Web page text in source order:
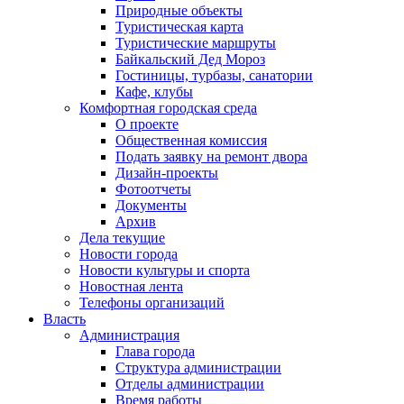
Природные объекты
Туристическая карта
Туристические маршруты
Байкальский Дед Мороз
Гостиницы, турбазы, санатории
Кафе, клубы
Комфортная городская среда
О проекте
Общественная комиссия
Подать заявку на ремонт двора
Дизайн-проекты
Фотоотчеты
Документы
Архив
Дела текущие
Новости города
Новости культуры и спорта
Новостная лента
Телефоны организаций
Власть
Администрация
Глава города
Структура администрации
Отделы администрации
Время работы